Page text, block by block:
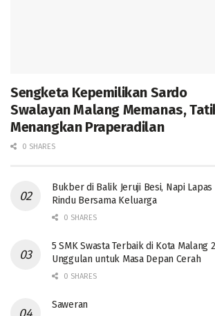
Sengketa Kepemilikan Sardo
Swalayan Malang Memanas,
Menangkan Praperadilan
0 SHARES
Bukber di Balik Jeruji Besi, Napi
Rindu Bersama Keluarga
0 SHARES
5 SMK Swasta Terbaik di Kota Malang
Unggulan untuk Masa Depan Cerah
0 SHARES
Saweran